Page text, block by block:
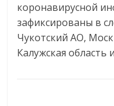
коронавирусной
зафиксированы в
Чукотский АО,
Калужская область